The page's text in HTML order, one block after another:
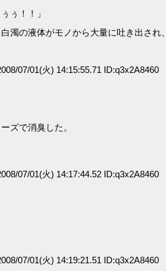
ぅ！！」
濁の液体がモノから大量に吐き出され、
07/01(火) 14:15:55.71 ID:q3x2A8460
ズで消臭した。
07/01(火) 14:17:44.52 ID:q3x2A8460
07/01(火) 14:19:21.51 ID:q3x2A8460